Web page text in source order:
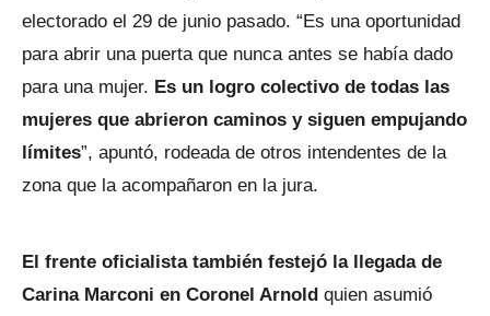
electorado el 29 de junio pasado. “Es una oportunidad
para abrir una puerta que nunca antes se había dado
para una mujer. Es un logro colectivo de todas las
mujeres que abrieron caminos y siguen empujando
límites”, apuntó, rodeada de otros intendentes de la
zona que la acompañaron en la jura.
El frente oficialista también festejó la llegada de
Carina Marconi en Coronel Arnold quien asumió